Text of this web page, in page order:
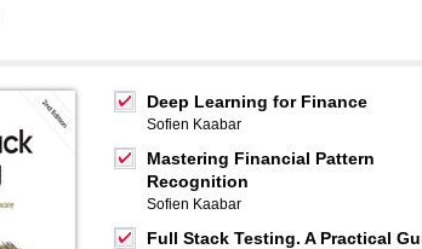
Deep Learning for Finance
Sofien Kaabar
Mastering Financial Pattern
Recognition
Sofien Kaabar
Full Stack Testing. A Practical